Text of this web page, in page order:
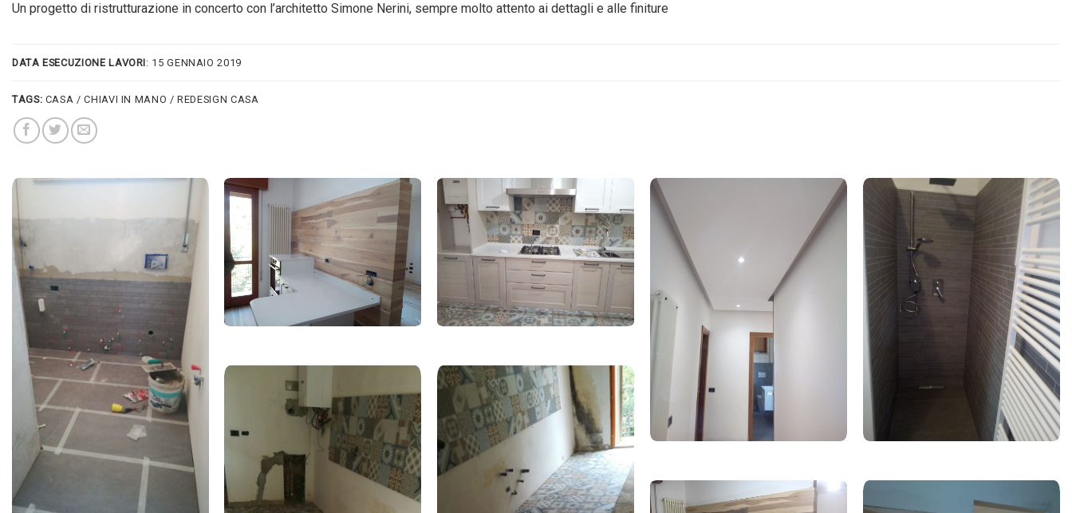
Un progetto di ristrutturazione in concerto con l’architetto Simone Nerini, sempre molto attento ai dettagli e alle finiture
DATA ESECUZIONE LAVORI: 15 GENNAIO 2019
TAGS: CASA / CHIAVI IN MANO / REDESIGN CASA